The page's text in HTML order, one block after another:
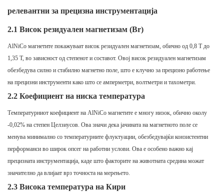
релевантни за прецизна инструментација
2.1 Висок резидуален магнетизам (Br)
AlNiCo магнетите покажуваат висок резидуален магнетизам, обично од 0,8 T до
1,35 T, во зависност од степенот и составот. Овој висок резидуален магнетизам
обезбедува силно и стабилно магнетно поле, што е клучно за прецизно работење
на прецизни инструменти како што се амперметри, волтметри и тахометри.
2.2 Коефициент на ниска температура
Температурниот коефициент на AlNiCo магнетите е многу низок, обично околу
-0,02% на степен Целзиусов. Ова значи дека јачината на магнетното поле се
менува минимално со температурните флуктуации, обезбедувајќи конзистентни
перформанси во широк опсег на работни услови. Ова е особено важно кај
прецизната инструментација, каде што факторите на животната средина можат
значително да влијаат врз точноста на мерењето.
2.3 Висока температура на Кири